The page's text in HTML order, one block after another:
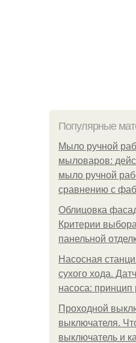
Популярные
Мыло ручной
мыловаров:
мыло ручной
сравнению с
Облицовка
Критерии
панельной
Насосная
сухого хода.
насоса: принцип
Проходной
выключателя.
выключатель и